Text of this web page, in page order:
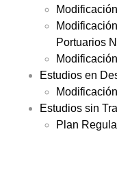
Portuarios
Estudios en
Estudios sin
Plan